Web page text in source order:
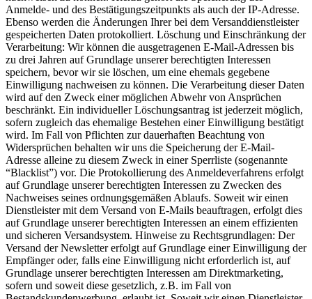
Anmelde- und des Bestätigungszeitpunkts als auch der IP-Adresse.
Ebenso werden die Änderungen Ihrer bei dem Versanddienstleister
gespeicherten Daten protokolliert. Löschung und Einschränkung der
Verarbeitung: Wir können die ausgetragenen E-Mail-Adressen bis
zu drei Jahren auf Grundlage unserer berechtigten Interessen
speichern, bevor wir sie löschen, um eine ehemals gegebene
Einwilligung nachweisen zu können. Die Verarbeitung dieser Daten
wird auf den Zweck einer möglichen Abwehr von Ansprüchen
beschränkt. Ein individueller Löschungsantrag ist jederzeit möglich,
sofern zugleich das ehemalige Bestehen einer Einwilligung bestätigt
wird. Im Fall von Pflichten zur dauerhaften Beachtung von
Widersprüchen behalten wir uns die Speicherung der E-Mail-
Adresse alleine zu diesem Zweck in einer Sperrliste (sogenannte
“Blacklist”) vor. Die Protokollierung des Anmeldeverfahrens erfolgt
auf Grundlage unserer berechtigten Interessen zu Zwecken des
Nachweises seines ordnungsgemäßen Ablaufs. Soweit wir einen
Dienstleister mit dem Versand von E-Mails beauftragen, erfolgt dies
auf Grundlage unserer berechtigten Interessen an einem effizienten
und sicheren Versandsystem. Hinweise zu Rechtsgrundlagen: Der
Versand der Newsletter erfolgt auf Grundlage einer Einwilligung der
Empfänger oder, falls eine Einwilligung nicht erforderlich ist, auf
Grundlage unserer berechtigten Interessen am Direktmarketing,
sofern und soweit diese gesetzlich, z.B. im Fall von